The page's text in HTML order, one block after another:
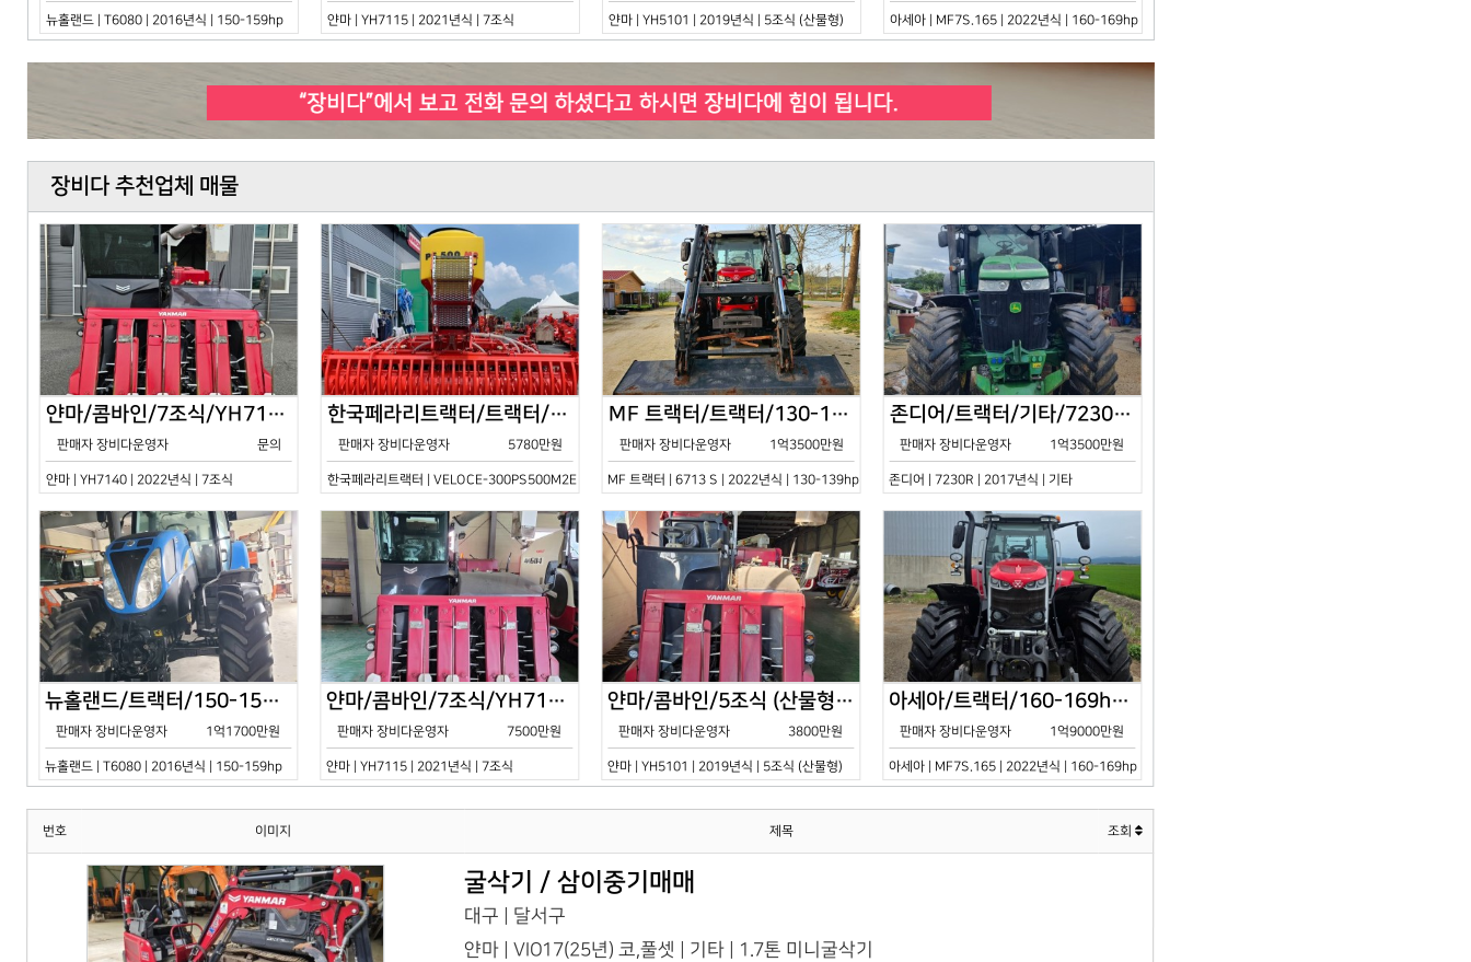
뉴홀랜드 | T6080 | 2016년식 | 150-159hp 얀마 | YH7115 | 2021년식 | 7조식 얀마 | YH5101 | 2019년식 | 5조식 (산물형) 아세아 | MF7S.165 | 2022년식 | 160-169hp
장비다 추천업체 매물
얀마/콤바인/7조식/YH7140/2024년식
판매자 장비다운영자 문의
얀마 | YH7140 | 2022년식 | 7조식
한국페라리트랙터/트랙터/기타/VELOCE-300PS500M2E/2022년식
판매자 장비다운영자 5780만원
한국페라리트랙터 | VELOCE-300PS500M2E | 2022년식 | 기타
MF 트랙터/트랙터/130-139hp/6713 S/2022년식
판매자 장비다운영자 1억3500만원
MF 트랙터 | 6713 S | 2022년식 | 130-139hp
존디어/트랙터/기타/7230R/2017년식
판매자 장비다운영자 1억3500만원
존디어 | 7230R | 2017년식 | 기타
뉴홀랜드/트랙터/150-159hp/T6080/2016년식
판매자 장비다운영자 1억1700만원
뉴홀랜드 | T6080 | 2016년식 | 150-159hp
얀마/콤바인/7조식/YH7115/2021년식
판매자 장비다운영자 7500만원
얀마 | YH7115 | 2021년식 | 7조식
얀마/콤바인/5조식 (산물형)/YH5101/2019년식
판매자 장비다운영자 3800만원
얀마 | YH5101 | 2019년식 | 5조식 (산물형)
아세아/트랙터/160-169hp/MF7S.165/2023년식
판매자 장비다운영자 1억9000만원
아세아 | MF7S.165 | 2022년식 | 160-169hp
번호 이미지 제목 조회
굴삭기 / 삼이중기매매
대구 | 달서구
얀마 | VIO17(25년) 코,풀셋 | 기타 | 1.7톤 미니굴삭기